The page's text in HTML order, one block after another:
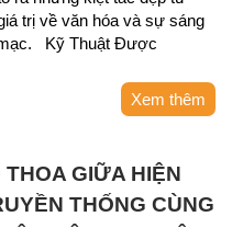
trị về văn hóa và sự sáng
Kỹ Thuật Được
Xem thêm
THOA GIỮA HIỆN
THỐNG CÙNG